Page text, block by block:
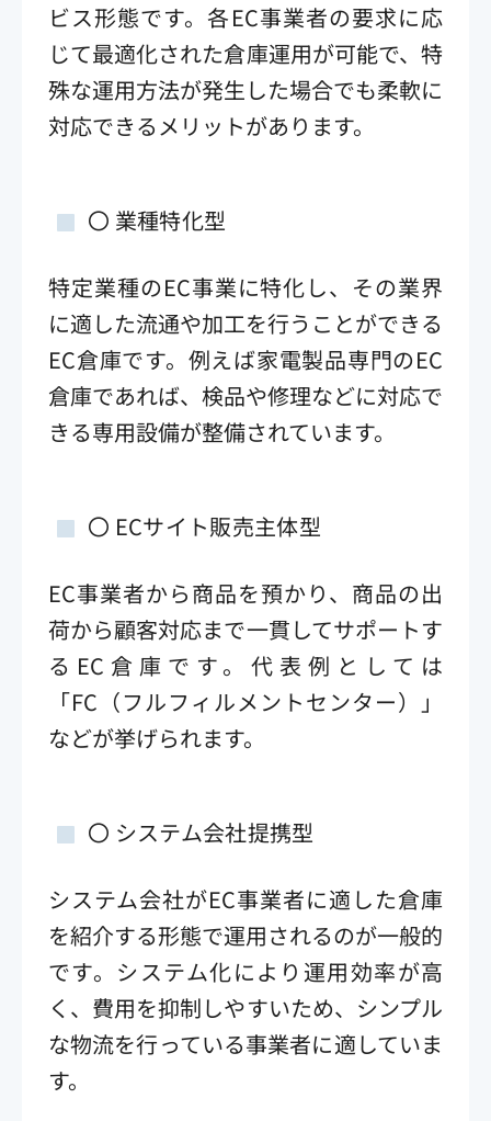
ビス形態です。各EC事業者の要求に応
じて最適化された倉庫運用が可能で、特
殊な運用方法が発生した場合でも柔軟に
対応できるメリットがあります。
〇 業種特化型
特定業種のEC事業に特化し、その業界
に適した流通や加工を行うことができる
EC倉庫です。例えば家電製品専門のEC
倉庫であれば、検品や修理などに対応で
きる専用設備が整備されています。
〇 ECサイト販売主体型
EC事業者から商品を預かり、商品の出
荷から顧客対応まで一貫してサポートす
るEC倉庫です。代表例としては
「FC（フルフィルメントセンター）」
などが挙げられます。
〇 システム会社提携型
システム会社がEC事業者に適した倉庫
を紹介する形態で運用されるのが一般的
です。システム化により運用効率が高
く、費用を抑制しやすいため、シンプル
な物流を行っている事業者に適していま
す。